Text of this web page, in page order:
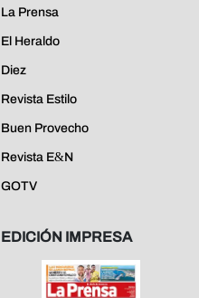
La Prensa
El Heraldo
Diez
Revista Estilo
Buen Provecho
Revista E&N
GOTV
EDICIÓN IMPRESA